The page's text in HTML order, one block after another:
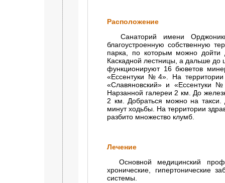
Расположение
Санаторий имени
благоустроенную собственную
парка, по которым можно дойти
Каскадной лестницы, а дальше до
функционируют 16 бюветов
«Ессентуки №4». На
«Славяновский» и «Ессентуки
Нарзанной галереи 2 км. До
2 км. Добраться можно на такси.
минут ходьбы. На территории
разбито множество клумб.
Лечение
Основной медицинский
хронические, гипертонические
системы.